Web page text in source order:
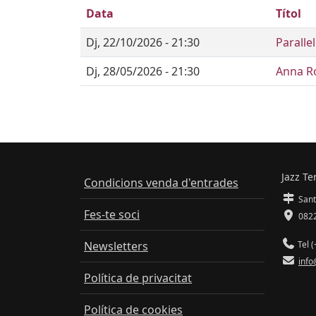
Data Títol
Dj, 22/10/2026 - 21:30
Dj, 28/05/2026 - 21:30
Anna
Condicions venda d'entrades
Fes-te soci
Newsletters
Política de privacitat
Política de cookies
Jazz
Tel